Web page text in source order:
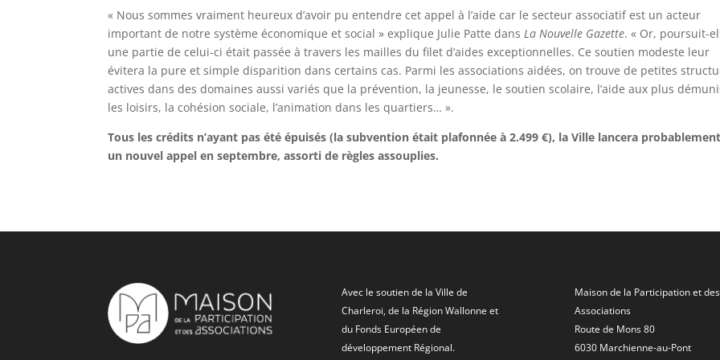
« Nous sommes vraiment heureux d’avoir pu entendre cet appel à l’aide car le secteur associatif est un acteur
important de notre système économique et social » explique Julie Patte dansLa Nouvelle Gazette. « Or, poursuit-
une partie de celui-ci était passée à travers les mailles du filet d’aides exceptionnelles. Ce soutien modeste leur
évitera la pure et simple disparition dans certains cas. Parmi les associations aidées, on trouve de petites
actives dans des domaines aussi variés que la prévention, la jeunesse, le soutien scolaire, l’aide aux plus
les loisirs, la cohésion sociale, l’animation dans les quartiers… ».
Tous les crédits n’ayant pas été épuisés (la subvention était plafonnée à 2.499 €), la Ville lancera probablement
un nouvel appel en septembre, assorti de règles assouplies.
Avec le soutien de la Ville de
Charleroi, de la Région Wallonne et
du Fonds Européen de
développement Régional.
Maison de la Participation et des
Associations
Route de Mons 80
6030 Marchienne-au-Pont